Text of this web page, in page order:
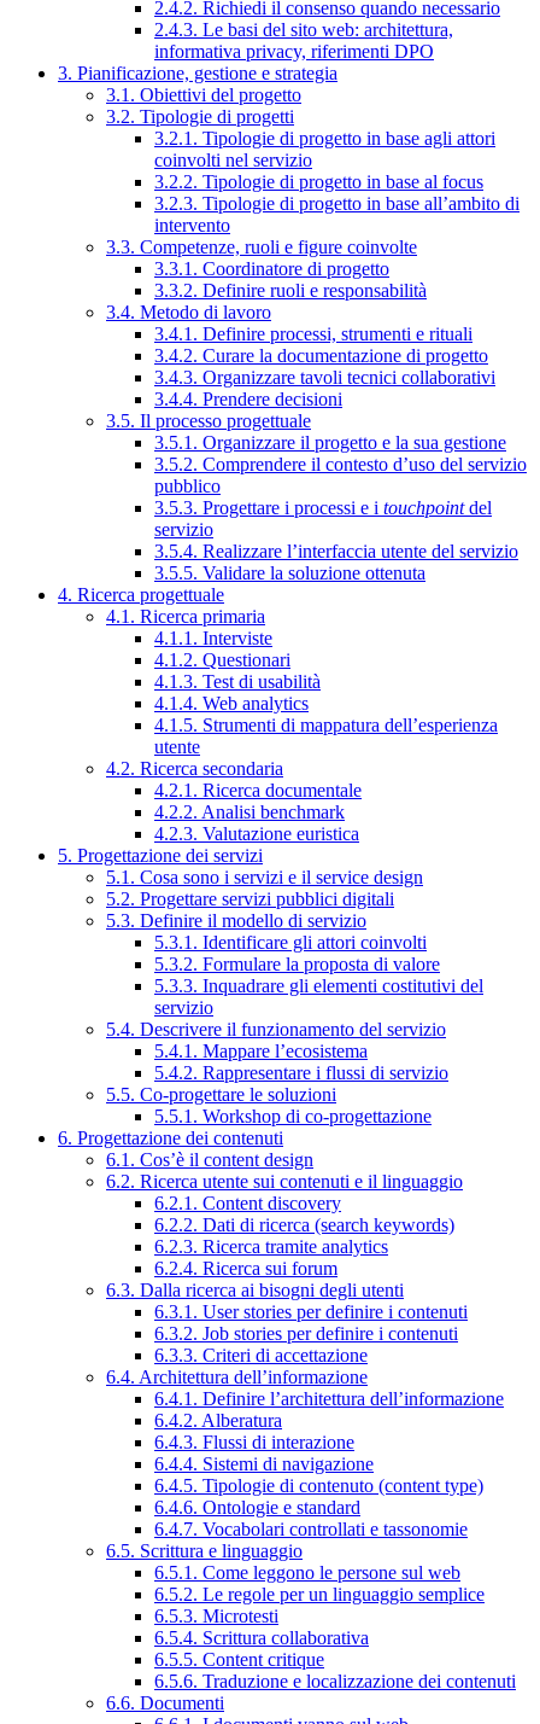
2.4.2. Richiedi il consenso quando necessario
2.4.3. Le basi del sito web: architettura,
informativa privacy, riferimenti DPO
3. Pianificazione, gestione e strategia
3.1. Obiettivi del progetto
3.2. Tipologie di progetti
3.2.1. Tipologie di progetto in base agli attori
coinvolti nel servizio
3.2.2. Tipologie di progetto in base al focus
3.2.3. Tipologie di progetto in base all’ambito di
intervento
3.3. Competenze, ruoli e figure coinvolte
3.3.1. Coordinatore di progetto
3.3.2. Definire ruoli e responsabilità
3.4. Metodo di lavoro
3.4.1. Definire processi, strumenti e rituali
3.4.2. Curare la documentazione di progetto
3.4.3. Organizzare tavoli tecnici collaborativi
3.4.4. Prendere decisioni
3.5. Il processo progettuale
3.5.1. Organizzare il progetto e la sua gestione
3.5.2. Comprendere il contesto d’uso del servizio
pubblico
3.5.3. Progettare i processi e i touchpointdel
servizio
3.5.4. Realizzare l’interfaccia utente del servizio
3.5.5. Validare la soluzione ottenuta
4. Ricerca progettuale
4.1. Ricerca primaria
4.1.1. Interviste
4.1.2. Questionari
4.1.3. Test di usabilità
4.1.4. Web analytics
4.1.5. Strumenti di mappatura dell’esperienza
utente
4.2. Ricerca secondaria
4.2.1. Ricerca documentale
4.2.2. Analisi benchmark
4.2.3. Valutazione euristica
5. Progettazione dei servizi
5.1. Cosa sono i servizi e il service design
5.2. Progettare servizi pubblici digitali
5.3. Definire il modello di servizio
5.3.1. Identificare gli attori coinvolti
5.3.2. Formulare la proposta di valore
5.3.3. Inquadrare gli elementi costitutivi del
servizio
5.4. Descrivere il funzionamento del servizio
5.4.1. Mappare l’ecosistema
5.4.2. Rappresentare i flussi di servizio
5.5. Co-progettare le soluzioni
5.5.1. Workshop di co-progettazione
6. Progettazione dei contenuti
6.1. Cos’è il content design
6.2. Ricerca utente sui contenuti e il linguaggio
6.2.1. Content discovery
6.2.2. Dati di ricerca (search keywords)
6.2.3. Ricerca tramite analytics
6.2.4. Ricerca sui forum
6.3. Dalla ricerca ai bisogni degli utenti
6.3.1. User stories per definire i contenuti
6.3.2. Job stories per definire i contenuti
6.3.3. Criteri di accettazione
6.4. Architettura dell’informazione
6.4.1. Definire l’architettura dell’informazione
6.4.2. Alberatura
6.4.3. Flussi di interazione
6.4.4. Sistemi di navigazione
6.4.5. Tipologie di contenuto (content type)
6.4.6. Ontologie e standard
6.4.7. Vocabolari controllati e tassonomie
6.5. Scrittura e linguaggio
6.5.1. Come leggono le persone sul web
6.5.2. Le regole per un linguaggio semplice
6.5.3. Microtesti
6.5.4. Scrittura collaborativa
6.5.5. Content critique
6.5.6. Traduzione e localizzazione dei contenuti
6.6. Documenti